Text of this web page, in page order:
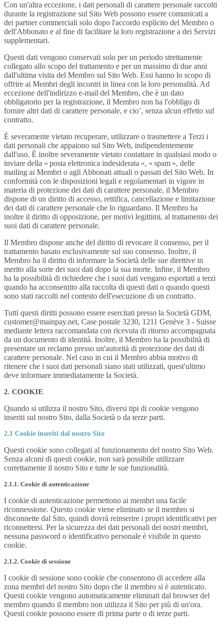
Con un'altra eccezione, i dati personali di carattere personale raccolti
durante la registrazione sul Sito Web possono essere comunicati a
dei partner commerciali solo dopo l'accordo esplicito del Membro o
dell'Abbonato e al fine di facilitare la loro registrazione a dei Servizi
supplementari.
Questi dati vengono conservati solo per un periodo strettamente
collegato allo scopo del trattamento e per un massimo di due anni
dall'ultima visita del Membro sul Sito Web. Essi hanno lo scopo di
offrire ai Membri degli incontri in linea con la loro personalità. Ad
eccezione dell'indirizzo e-mail del Membro, che è un dato
obbligatorio per la registrazione, il Membro non ha l'obbligo di
fornire altri dati di carattere personale, e cio’, senza alcun effetto sul
contratto.
È severamente vietato recuperare, utilizzare o trasmettere a Terzi i
dati personali che appaiono sul Sito Web, indipendentemente
dall'uso. È inoltre severamente vietato contattare in qualsiasi modo o
inviare della « posta elettronica indesiderata », « spam », delle
mailing ai Membri o agli Abbonati attuali o passati del Sito Web. In
conformità con le disposizioni legali e regolamentari in vigore in
materia di protezione dei dati di carattere personale, il Membro
dispone di un diritto di accesso, rettifica, cancellazione e limitazione
dei dati di carattere personale che lo riguardano. Il Membro ha
inoltre il diritto di opposizione, per motivi legittimi, al trattamento dei
suoi dati di carattere personale.
Il Membro dispone anche del diritto di revocare il consenso, per il
trattamento basato esclusivamente sul suo consenso. Inoltre, il
Membro ha il diritto di informare la Società delle sue direttive in
merito alla sorte dei suoi dati dopo la sua morte. Infine, il Membro
ha la possibilità di richiedere che i suoi dati vengano esportati a terzi
quando ha acconsentito alla raccolta di questi dati o quando questi
sono stati raccolti nel contesto dell'esecuzione di un contratto.
Tutti questi diritti possono essere esercitati presso la Società GDM,
customer@mainpay.net, Case postale 3230, 1211 Genève 3 - Suisse
mediante lettera raccomandata con ricevuta di ritorno accompagnata
da un documento di identità. Inoltre, il Membro ha la possibilità di
presentare un reclamo presso un'autorità di protezione dei dati di
carattere personale. Nel caso in cui il Membro abbia motivo di
ritenere che i suoi dati personali siano stati utilizzati, quest'ultimo
deve informare immediatamente la Società.
2. COOKIE
Quando si utilizza il nostro Sito, diversi tipi di cookie vengono
inseriti sul nostro Sito, dalla Società o da terze parti.
2.1 Cookie inseriti dal nostro Sito
Questi cookie sono collegati al funzionamento del nostro Sito Web.
Senza alcuni di questi cookie, non sarà possibile utilizzare
correttamente il nostro Sito e tutte le sue funzionalità.
2.1.1. Cookie di autenticazione
I cookie di autenticazione permettono ai membri una facile
riconnessione. Questo cookie viene eliminato se il membro si
disconnette dal Sito, quindi dovrà reinserire i propri identificativi per
riconnettersi. Per la sicurezza dei dati personali dei nostri membri,
nessuna password o identificativo personale è visibile in questo
cookie.
2.1.2. Cookie di sessione
I cookie di sessione sono cookie che consentono di accedere alla
zona membri del nostro Sito dopo che il membro si è autenticato.
Questi cookie vengono automaticamente eliminati dal browser del
membro quando il membro non utilizza il Sito per più di un'ora.
Questi cookie possono essere di prima parte o di terze parti.